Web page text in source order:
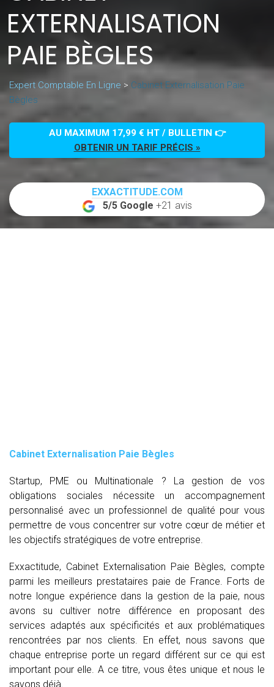
EXTERNALISATION
PAIE BÈGLES
Expert Comptable En Ligne > Cabinet Externalisation Paie
Bègles
AU MAXIMUM 17,99 € HT / BULLETIN 👉
OBTENIR UN TARIF PRÉCIS »
EXXACTITUDE.COM
5/5 Google +21 avis
Cabinet Externalisation Paie Bègles
Startup, PME ou Multinationale ? La gestion de vos
obligations sociales nécessite un accompagnement
personnalisé avec un professionnel de qualité pour vous
permettre de vous concentrer sur votre cœur de métier et
les objectifs stratégiques de votre entreprise.
Exxactitude, Cabinet Externalisation Paie Bègles, compte
parmi les meilleurs prestataires paie de France. Forts de
notre longue expérience dans la gestion de la paie, nous
avons su cultiver notre différence en proposant des
services adaptés aux spécificités et aux problématiques
rencontrées par nos clients. En effet, nous savons que
chaque entreprise porte un regard différent sur ce qui est
important pour elle. A ce titre, vous êtes unique et nous le
savons déjà.